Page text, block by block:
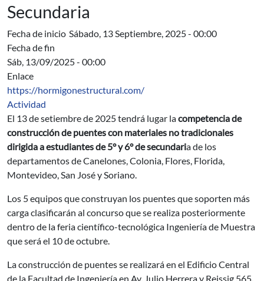
Secundaria
Fecha de inicio Sábado, 13 Septiembre, 2025 - 00:00
Fecha de fin
Sáb, 13/09/2025 - 00:00
Enlace
https://hormigonestructural.com/
Actividad
El 13 de setiembre de 2025 tendrá lugar lacompetencia de
construcción de puentes con materiales no tradicionales
dirigida a estudiantes de 5° y 6° de secundaria de los
departamentos de Canelones, Colonia, Flores, Florida,
Montevideo, San José y Soriano.
Los 5 equipos que construyan los puentes que soporten más
carga clasificarán al concurso que se realiza posteriormente
dentro de la feria científico-tecnológica Ingeniería de Muestra
que será el 10 de octubre.
La construcción de puentes se realizará en el Edificio Central
de la Facultad de Ingeniería en Av. Julio Herrera y Reissig 565.